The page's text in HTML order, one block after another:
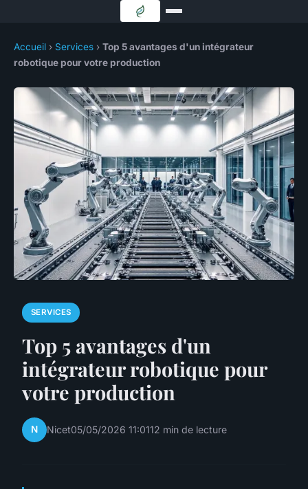
Accueil › Services › Top 5 avantages d'un intégrateur
robotique pour votre production
SERVICES
Top 5 avantages d'un
intégrateur robotique pour
votre production
N Nicet05/05/2026 11:0112 min de lecture